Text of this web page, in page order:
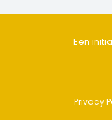
Een
Privacy